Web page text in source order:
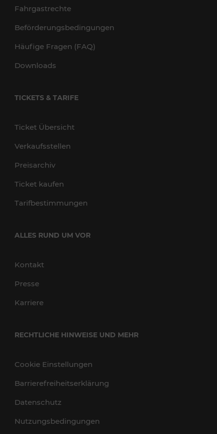
Fahrgastrechte
Beförderungsbedingungen
Häufige Fragen (FAQ)
Downloads
TICKETS & TARIFE
Ticket Übersicht
Verkaufsstellen
Preisarchiv
Ticket kaufen
Tarifbestimmungen
ALLES RUND UM VOR
Kontakt
Presse
Karriere
RECHTLICHE HINWEISE UND MEHR
Cookie Einstellungen
Barrierefreiheitserklärung
Datenschutz
Nutzungsbedingungen